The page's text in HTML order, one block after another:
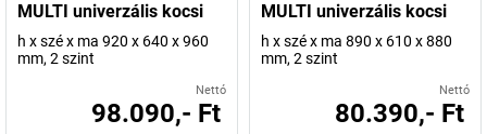
MULTI univerzális kocsi
h x szé x ma 920 x 640 x 960
mm, 2 szint
Nettó
98.090,- Ft
MULTI univerzális kocsi
h x szé x ma 890 x 610 x 880
mm, 2 szint
Nettó
80.390,- Ft